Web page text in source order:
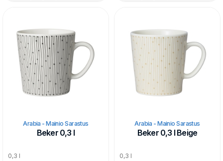
Arabia - Mainio Sarastus
Beker 0,3 l
0,3 l
Arabia - Mainio Sarastus
Beker 0,3 l Beige
0,3 l